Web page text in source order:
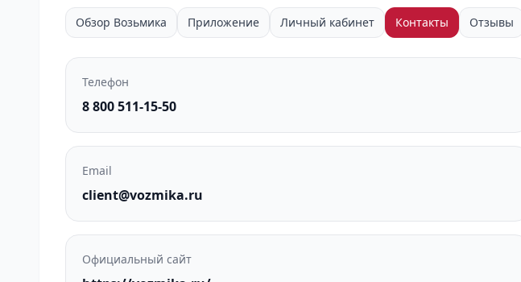
Обзор Возьмика Приложение Личный кабинет Контакты Отзывы
Телефон
8 800 511-15-50
Email
client@vozmika.ru
Официальный сайт